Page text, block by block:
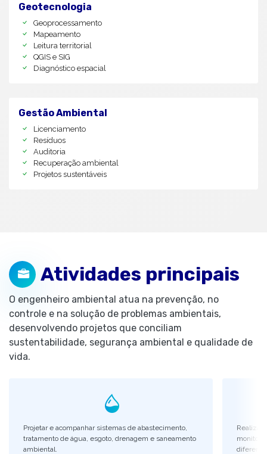
Geotecnologia
Geoprocessamento
Mapeamento
Leitura territorial
QGIS e SIG
Diagnóstico espacial
Gestão Ambiental
Licenciamento
Resíduos
Auditoria
Recuperação ambiental
Projetos sustentáveis
Atividades principais
O engenheiro ambiental atua na prevenção, no
controle e na solução de problemas ambientais,
desenvolvendo projetos que conciliam
sustentabilidade, segurança ambiental e qualidade de
vida.
Projetar e acompanhar sistemas de abastecimento,
tratamento de água, esgoto, drenagem e saneamento
ambiental.
Realizar